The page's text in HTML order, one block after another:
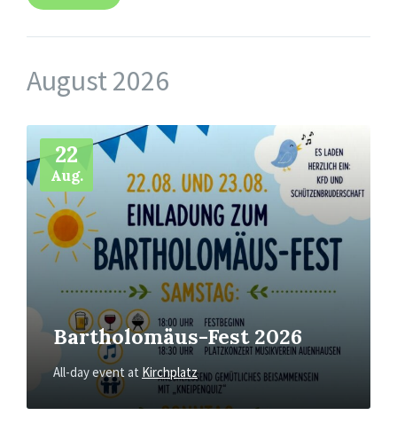
August 2026
22
Aug.
Bartholomäus-Fest 2026
All-day event at Kirchplatz
More